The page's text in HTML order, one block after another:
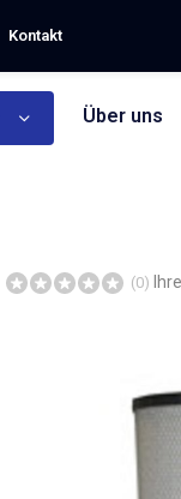
Kontakt
Über uns
(0)